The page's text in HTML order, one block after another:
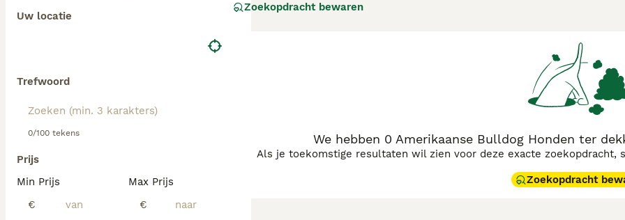
Uw locatie
Trefwoord
0/100 tekens
Prijs
Min Prijs
€
Max Prijs
€
voor veel taken is in te zetten. Het is tevens een fijne en loyale hond
voor informatie over dit
Zoekopdracht bewaren
We hebben 0 Amerikaanse Bulldog Honden ter
Als je toekomstige resultaten wil zien voor deze exacte zoekopdracht,
Zoekopdracht